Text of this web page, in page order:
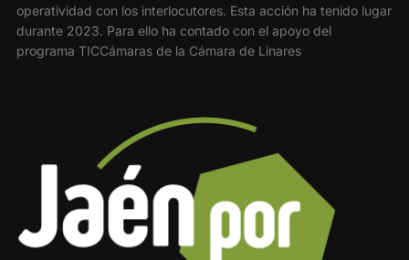
operatividad con los interlocutores. Esta acción ha tenido lugar
durante 2023. Para ello ha contado con el apoyo del
programa TICCámaras de la Cámara de Linares